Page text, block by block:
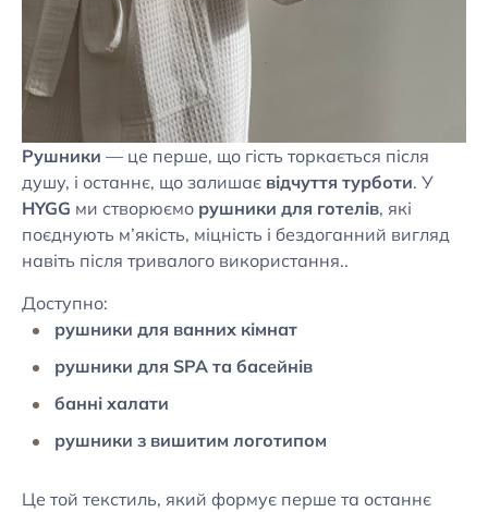
Рушники — це перше, що гість торкається після
душу, і останнє, що залишає відчуття турботи. У
HYGG ми створюємо рушники для готелів, які
поєднують м’якість, міцність і бездоганний вигляд
навіть після тривалого використання..
Доступно:
рушники для ванних кімнат
рушники для SPA та басейнів
банні халати
рушники з вишитим логотипом
Це той текстиль, який формує перше та останнє